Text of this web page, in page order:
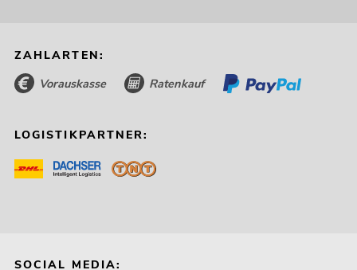
ZAHLARTEN:
Vorauskasse Ratenkauf
LOGISTIKPARTNER:
SOCIAL MEDIA: